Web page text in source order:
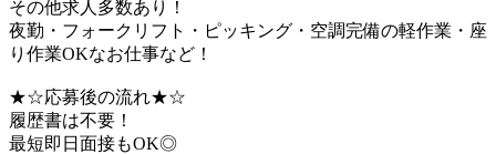
その他求人多数あり！
夜勤・フォークリフト・ピッキング・空調完備の軽作業・座
り作業OKなお仕事など！
★☆応募後の流れ★☆
履歴書は不要！
最短即日面接もOK◎